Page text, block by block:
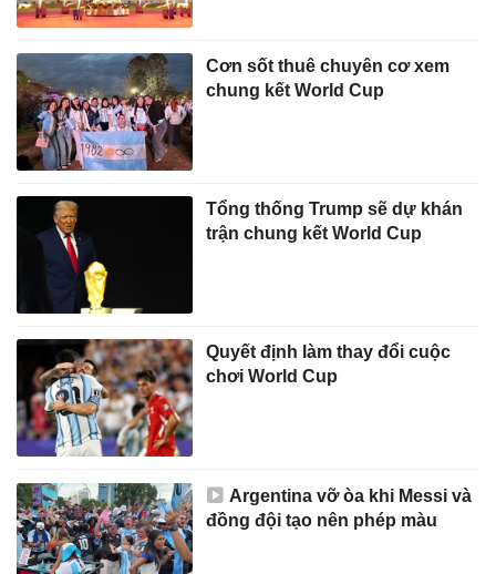
Cơn sốt thuê chuyên cơ xem
chung kết World Cup
Tổng thống Trump sẽ dự khán
trận chung kết World Cup
Quyết định làm thay đổi cuộc
chơi World Cup
Argentina vỡ òa khi Messi và
đồng đội tạo nên phép màu